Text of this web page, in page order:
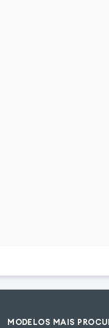
MODELOS MAIS